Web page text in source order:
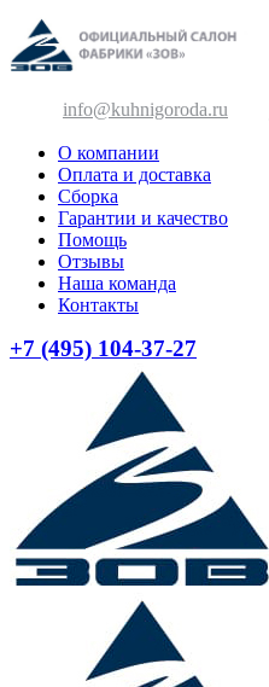
info@kuhnigoroda.ru
О компании
Оплата и доставка
Сборка
Гарантии и качество
Помощь
Отзывы
Наша команда
Контакты
+7 (495) 104-37-27